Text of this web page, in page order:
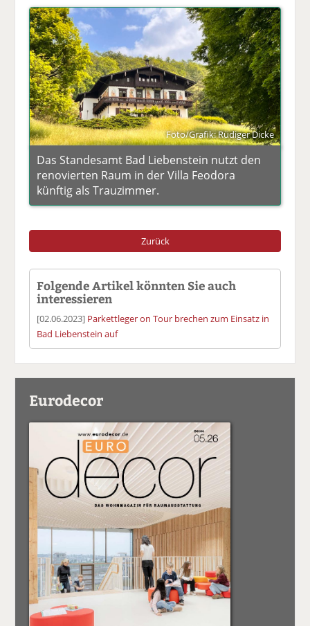
Foto/Grafik: Rüdiger Dicke
Das Standesamt Bad Liebenstein nutzt den
renovierten Raum in der Villa Feodora
künftig als Trauzimmer.
Zurück
Folgende Artikel könnten Sie auch
interessieren
[02.06.2023] Parkettleger on Tour brechen zum Einsatz in
Bad Liebenstein auf
Eurodecor